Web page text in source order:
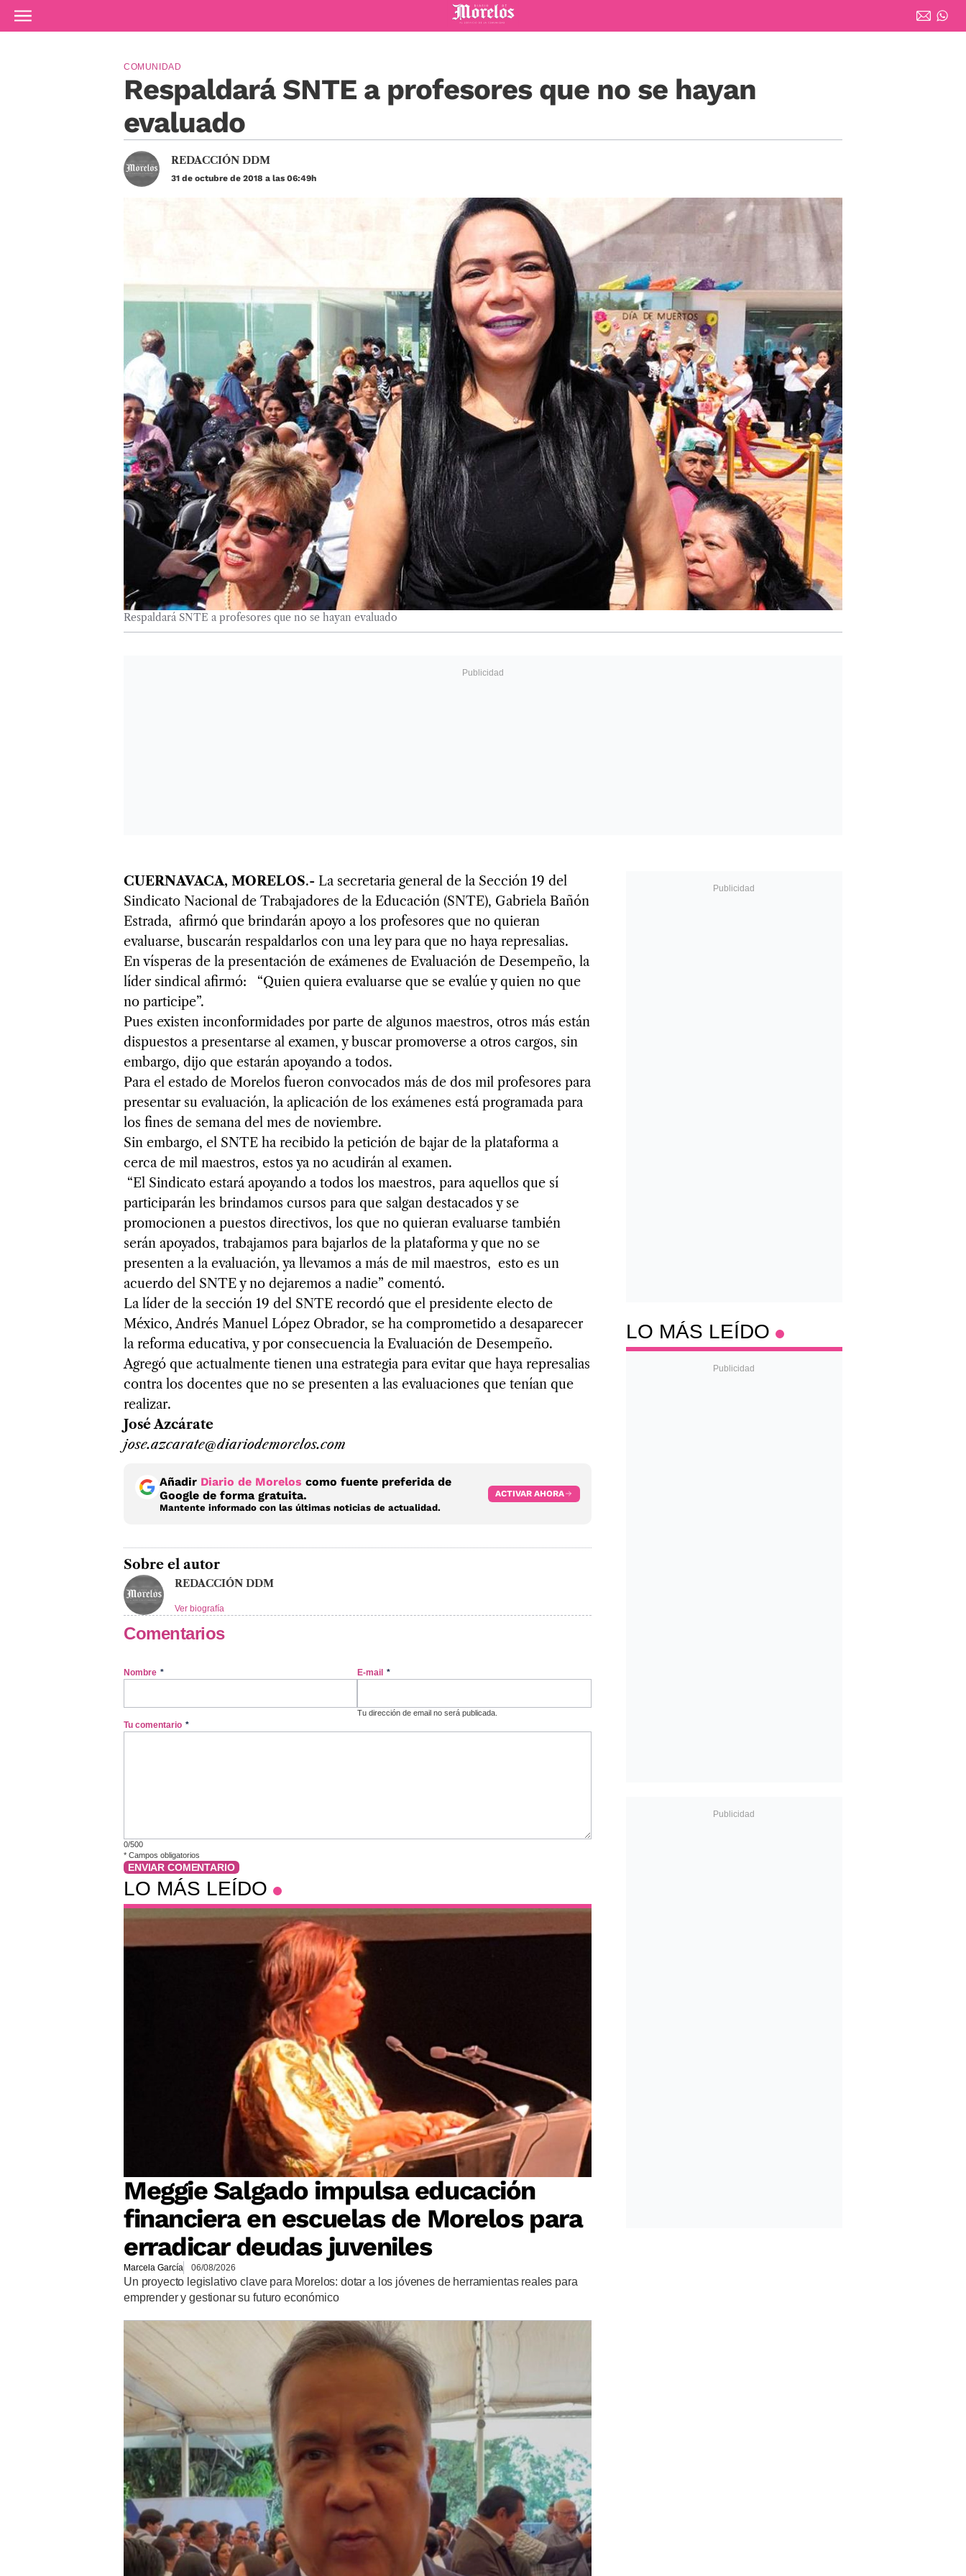
Ir al contenido principal
Diario de Morelos
Respaldará SNTE a profesores que no se hayan
evaluado
COMUNIDAD
REDACCIÓN DDM
31 de octubre de 2018 a las 06:49h
Respaldará SNTE a profesores que no se hayan evaluado
CUERNAVACA, MORELOS.- La secretaria general de la Sección 19 del
Sindicato Nacional de Trabajadores de la Educación (SNTE), Gabriela Bañón
Estrada, afirmó que brindarán apoyo a los profesores que no quieran
evaluarse, buscarán respaldarlos con una ley para que no haya represalias.
En vísperas de la presentación de exámenes de Evaluación de Desempeño, la
líder sindical afirmó: “Quien quiera evaluarse que se evalúe y quien no que
no participe”.
Pues existen inconformidades por parte de algunos maestros, otros más están
dispuestos a presentarse al examen, y buscar promoverse a otros cargos, sin
embargo, dijo que estarán apoyando a todos.
Para el estado de Morelos fueron convocados más de dos mil profesores para
presentar su evaluación, la aplicación de los exámenes está programada para
los fines de semana del mes de noviembre.
Sin embargo, el SNTE ha recibido la petición de bajar de la plataforma a
cerca de mil maestros, estos ya no acudirán al examen.
“El Sindicato estará apoyando a todos los maestros, para aquellos que sí
participarán les brindamos cursos para que salgan destacados y se
promocionen a puestos directivos, los que no quieran evaluarse también
serán apoyados, trabajamos para bajarlos de la plataforma y que no se
presenten a la evaluación, ya llevamos a más de mil maestros, esto es un
acuerdo del SNTE y no dejaremos a nadie” comentó.
La líder de la sección 19 del SNTE recordó que el presidente electo de
México, Andrés Manuel López Obrador, se ha comprometido a desaparecer
la reforma educativa, y por consecuencia la Evaluación de Desempeño.
Agregó que actualmente tienen una estrategia para evitar que haya represalias
contra los docentes que no se presenten a las evaluaciones que tenían que
realizar.
José Azcárate
jose.azcarate@diariodemorelos.com
Añadir Diario de Morelos como fuente preferida de
Google de forma gratuita.
Mantente informado con las últimas noticias de actualidad.
ACTIVAR AHORA
Sobre el autor
REDACCIÓN DDM
Ver biografía
Comentarios
Nombre * E-mail *
Tu dirección de email no será publicada.
Tu comentario *
0/500
* Campos obligatorios
ENVIAR COMENTARIO
LO MÁS LEÍDO
Meggie Salgado impulsa educación
financiera en escuelas de Morelos para
erradicar deudas juveniles
Marcela García 06/08/2026
Un proyecto legislativo clave para Morelos: dotar a los jóvenes de herramientas reales para
emprender y gestionar su futuro económico
LO MÁS LEÍDO